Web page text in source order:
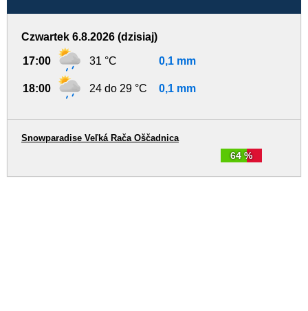
Czwartek 6.8.2026 (dzisiaj)
17:00 31 °C 0,1 mm
18:00 24 do 29 °C 0,1 mm
64 %
Snowparadise Veľká Rača Oščadnica